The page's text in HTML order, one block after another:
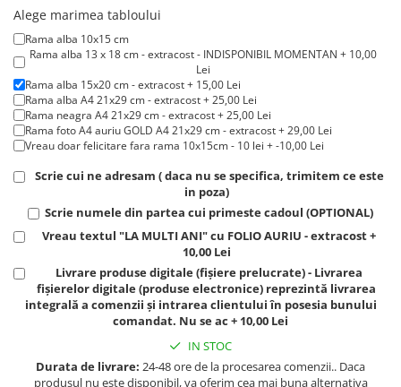
Cadouri Cuplu
Fashion
Pijamale de CRACIUN
Pijamale de dama
Pijamale de barbati
Halate si capoate
WINTER Collection
Halate si pijamale Family
Incaltaminte
Umbrele
Pijamale de copii
Pijamale BIG SIZE femei
Tricouri de craciun
Alege marimea tabloului
Rama alba 10x15 cm
Rama alba 13 x 18 cm - extracost - INDISPONIBIL MOMENTAN + 10,00
Lei
Rama alba 15x20 cm - extracost + 15,00 Lei
Rama alba A4 21x29 cm - extracost + 25,00 Lei
Rama neagra A4 21x29 cm - extracost + 25,00 Lei
Rama foto A4 auriu GOLD A4 21x29 cm - extracost + 29,00 Lei
Vreau doar felicitare fara rama 10x15cm - 10 lei + -10,00 Lei
Scrie cui ne adresam ( daca nu se specifica, trimitem ce este
in poza)
Scrie numele din partea cui primeste cadoul (OPTIONAL)
Vreau textul "LA MULTI ANI" cu FOLIO AURIU - extracost +
10,00 Lei
Livrare produse digitale (fișiere prelucrate) - Livrarea
fișierelor digitale (produse electronice) reprezintă livrarea
integrală a comenzii și intrarea clientului în posesia bunului
comandat. Nu se ac + 10,00 Lei
IN STOC
Durata de livrare: 24-48 ore de la procesarea comenzii.. Daca
produsul nu este disponibil, va oferim cea mai buna alternativa